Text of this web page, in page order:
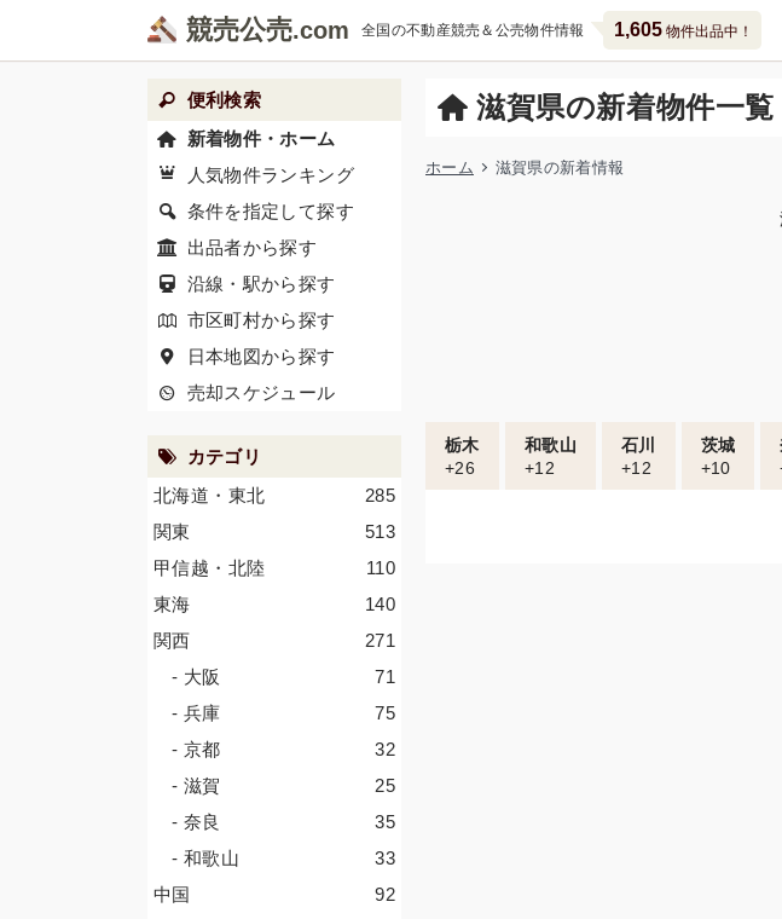
競売公売 全国の不動産競売＆公売物件情報 1,605物件出品中！
滋賀県の新着物件一覧
ホーム 滋賀県の新着情報
栃木
+26
和歌山
+12
石川
+12
茨城
+10
便利検索
新着物件・ホーム
人気物件ランキング
条件を指定して探す
出品者から探す
沿線・駅から探す
市区町村から探す
日本地図から探す
売却スケジュール
カテゴリ
285
北海道・東北
513
関東
110
甲信越・北陸
140
東海
271
関西
71
- 大阪
75
- 兵庫
32
- 京都
25
- 滋賀
35
- 奈良
33
- 和歌山
92
中国